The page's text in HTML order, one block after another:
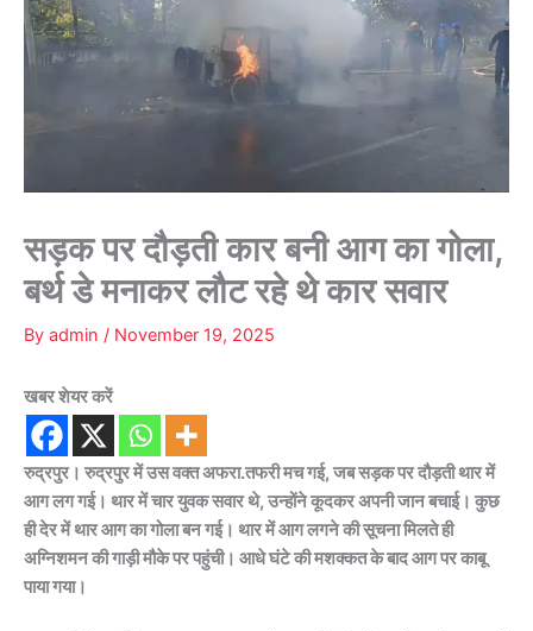
सड़क पर दौड़ती कार बनी आग का गोला,
बर्थ डे मनाकर लौट रहे थे कार सवार
By admin / November 19, 2025
खबर शेयर करें
रुद्रपुर। रुद्रपुर में उस वक्त अफरा.तफरी मच गई, जब सड़क पर दौड़ती थार में
आग लग गई। थार में चार युवक सवार थे, उन्होंने कूदकर अपनी जान बचाई। कुछ
ही देर में थार आग का गोला बन गई। थार में आग लगने की सूचना मिलते ही
अग्निशमन की गाड़ी मौके पर पहुंची। आधे घंटे की मशक्कत के बाद आग पर काबू
पाया गया।